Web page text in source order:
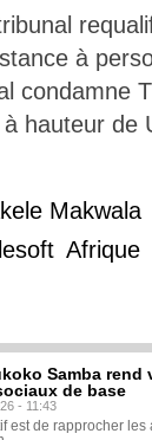
à
condamne
hauteur de
Makwala
lesoft Afrique
Samba
de base
- 11:43
est de rapprocher